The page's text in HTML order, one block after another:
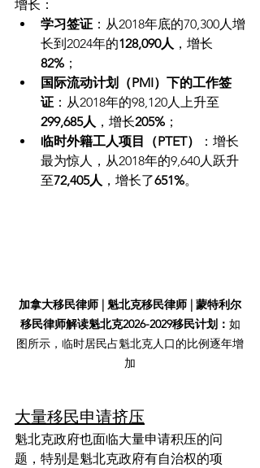
增长：
学习签证 ：从2018年底的70,300人增
长到2024年的128,090人 ，增长
82% ；
国际流动计划（PMI）下的工作签
证 ：从2018年的98,120人上升至
299,685人 ，增长205% ；
临时外籍工人项目（PTET）
：增长
最为惊人，从2018年的9,640人跃升
至72,405人 ，增长了651%。
加拿大移民律师 | 魁北克移民律师 | 蒙特利尔
移民律师解读魁北克2026-2029移民计划： 如
图所示，临时居民占魁北克人口的比例逐年增
加
大量移民申请挤压
魁北克政府也面临大量申请积压的问
题，特别是魁北克政府有自治权的项